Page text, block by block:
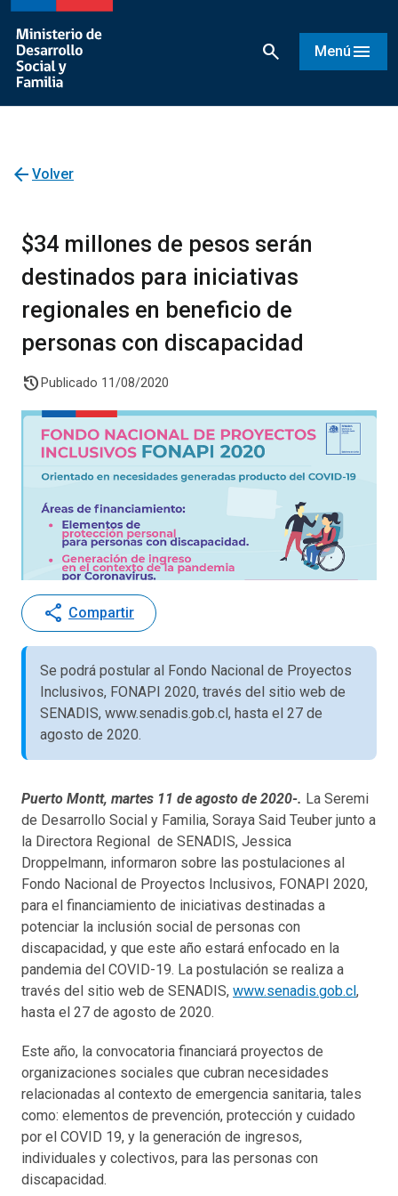
search Menú menu
arrow_back Volver
$34 millones de pesos serán
destinados para iniciativas
regionales en beneficio de
personas con discapacidad
history Publicado 11/08/2020
share Compartir
Se podrá postular al Fondo Nacional de Proyectos
Inclusivos, FONAPI 2020, través del sitio web de
SENADIS, www.senadis.gob.cl, hasta el 27 de
agosto de 2020.
Puerto Montt, martes 11 de agosto de 2020-. La Seremi
de Desarrollo Social y Familia, Soraya Said Teuber junto a
la Directora Regional de SENADIS, Jessica
Droppelmann, informaron sobre las postulaciones al
Fondo Nacional de Proyectos Inclusivos, FONAPI 2020,
para el financiamiento de iniciativas destinadas a
potenciar la inclusión social de personas con
discapacidad, y que este año estará enfocado en la
pandemia del COVID-19. La postulación se realiza a
través del sitio web de SENADIS, www.senadis.gob.cl ,
hasta el 27 de agosto de 2020.
Este año, la convocatoria financiará proyectos de
organizaciones sociales que cubran necesidades
relacionadas al contexto de emergencia sanitaria, tales
como: elementos de prevención, protección y cuidado
por el COVID 19, y la generación de ingresos,
individuales y colectivos, para las personas con
discapacidad.